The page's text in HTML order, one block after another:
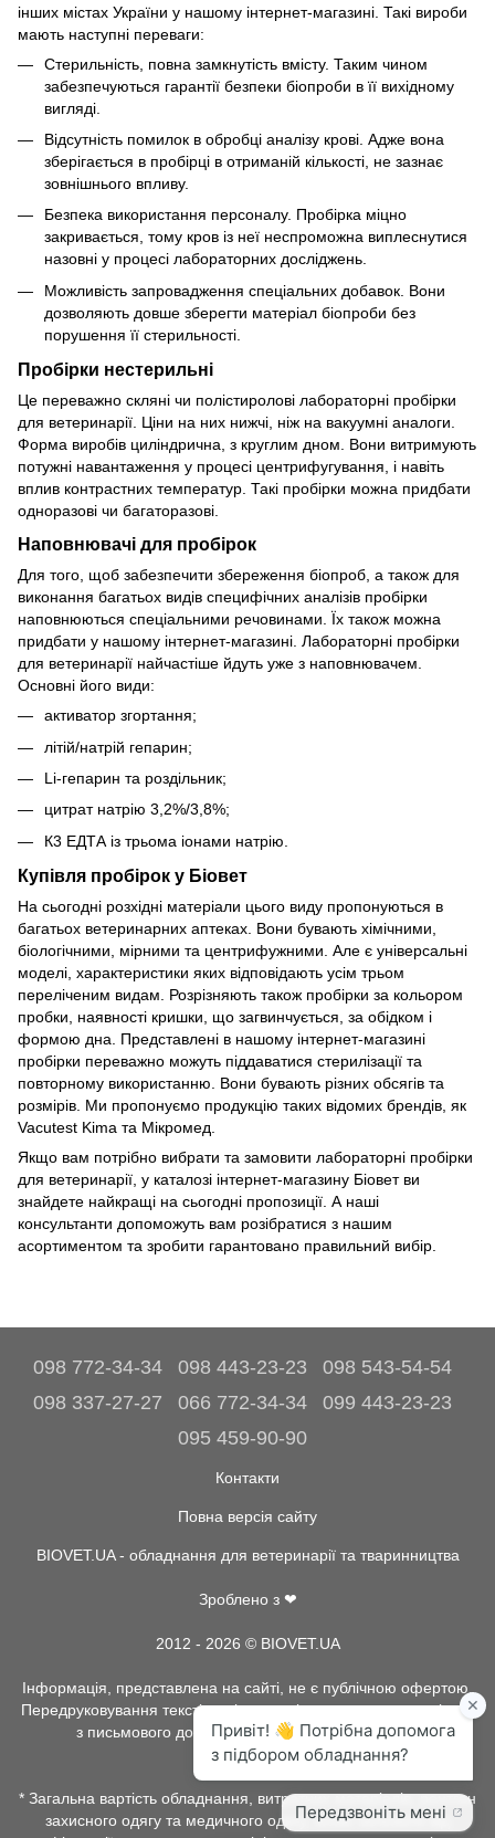
інших містах України у нашому інтернет-магазині. Такі вироби
мають наступні переваги:
Стерильність, повна замкнутість вмісту. Таким чином
забезпечуються гарантії безпеки біопроби в її вихідному
вигляді.
Відсутність помилок в обробці аналізу крові. Адже вона
зберігається в пробірці в отриманій кількості, не зазнає
зовнішнього впливу.
Безпека використання персоналу. Пробірка міцно
закривається, тому кров із неї неспроможна виплеснутися
назовні у процесі лабораторних досліджень.
Можливість запровадження спеціальних добавок. Вони
дозволяють довше зберегти матеріал біопроби без
порушення її стерильності.
Пробірки нестерильні
Це переважно скляні чи полістиролові лабораторні пробірки
для ветеринарії. Ціни на них нижчі, ніж на вакуумні аналоги.
Форма виробів циліндрична, з круглим дном. Вони витримують
потужні навантаження у процесі центрифугування, і навіть
вплив контрастних температур. Такі пробірки можна придбати
одноразові чи багаторазові.
Наповнювачі для пробірок
Для того, щоб забезпечити збереження біопроб, а також для
виконання багатьох видів специфічних аналізів пробірки
наповнюються спеціальними речовинами. Їх також можна
придбати у нашому інтернет-магазині. Лабораторні пробірки
для ветеринарії найчастіше йдуть уже з наповнювачем.
Основні його види:
активатор згортання;
літій/натрій гепарин;
Li-гепарин та роздільник;
цитрат натрію 3,2%/3,8%;
К3 ЕДТА із трьома іонами натрію.
Купівля пробірок у Біовет
На сьогодні розхідні матеріали цього виду пропонуються в
багатьох ветеринарних аптеках. Вони бувають хімічними,
біологічними, мірними та центрифужними. Але є універсальні
моделі, характеристики яких відповідають усім трьом
переліченим видам. Розрізняють також пробірки за кольором
пробки, наявності кришки, що загвинчується, за обідком і
формою дна. Представлені в нашому інтернет-магазині
пробірки переважно можуть піддаватися стерилізації та
повторному використанню. Вони бувають різних обсягів та
розмірів. Ми пропонуємо продукцію таких відомих брендів, як
Vacutest Kima та Мікромед.
Якщо вам потрібно вибрати та замовити лабораторні пробірки
для ветеринарії, у каталозі інтернет-магазину Біовет ви
знайдете найкращі на сьогодні пропозиції. А наші
консультанти допоможуть вам розібратися з нашим
асортиментом та зробити гарантовано правильний вибір.
098 772-34-34 098 443-23-23
098 543-54-54
098 337-27-27
066 772-34-34
099 443-23-23
095 459-90-90
Контакти
Повна версія сайту
BIOVET.UA - обладнання для ветеринарії та тваринництва
Зроблено з ❤
2012 - 2026 © BIOVET.UA
Інформація, представлена на сайті, не є публічною офертою.
Передруковування текстів та інше копіювання, можливо тільки
з письмового дозволу адміністрації BIOVET.UA.
* Загальна вартість обладнання, витратних матеріалів, рентген
захисного одягу та медичного одягу, може залежати від